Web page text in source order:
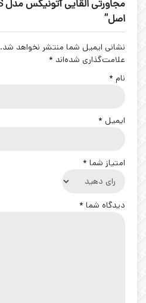
اصل”
نشانی ایمیل شما منتشر نخواهد شد.
علامت‌گذاری شده‌اند *
نام *
ایمیل *
امتیاز شما *
دیدگاه شما *